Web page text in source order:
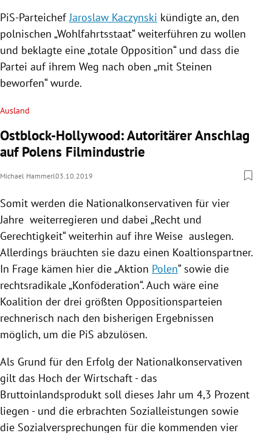
PiS-ParteichefJaroslaw Kaczynski kündigte an, den
polnischen „Wohlfahrtsstaat“ weiterführen zu wollen
und beklagte eine „totale Opposition“ und dass die
Partei auf ihrem Weg nach oben „mit Steinen
beworfen“ wurde.
Ausland
Ostblock-Hollywood: Autoritärer Anschlag
auf Polens Filmindustrie
Michael Hammerl03.10.2019
Somit werden die Nationalkonservativen für vier
Jahre weiterregieren und dabei „Recht und
Gerechtigkeit“ weiterhin auf ihre Weise auslegen.
Allerdings bräuchten sie dazu einen Koaltionspartner.
In Frage kämen hier die „Aktion Polen“ sowie die
rechtsradikale „Konföderation“. Auch wäre eine
Koalition der drei größten Oppositionsparteien
rechnerisch nach den bisherigen Ergebnissen
möglich, um die PiS abzulösen.
Als Grund für den Erfolg der Nationalkonservativen
gilt das Hoch der Wirtschaft - das
Bruttoinlandsprodukt soll dieses Jahr um 4,3 Prozent
liegen - und die erbrachten Sozialleistungen sowie
die Sozialversprechungen für die kommenden vier